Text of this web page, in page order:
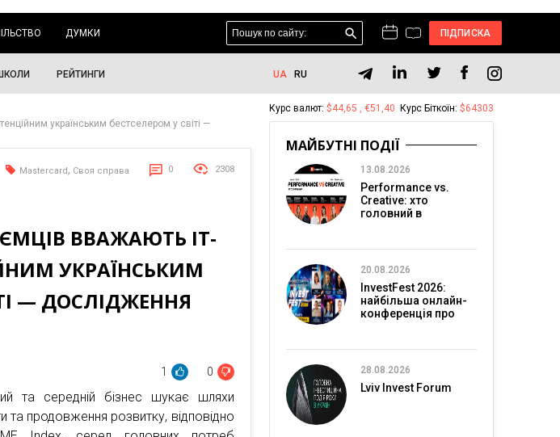
ДУМКИ ПІДПИСКА
РЕЙТИНГИ UA RU
українським бестселером у світі —
Mastercard, Своя справа 0 2308
ВВАЖАЮТЬ ІТ-
УКРАЇНСЬКИМ
— ДОСЛІДЖЕННЯ
1 0
та середній бізнес шукає шляхи
та продовження розвитку, відповідно
Курс валют: $44,65 , €51,40 Курс Біткоїн: $64303
МАЙБУТНІ ПОДІЇ
13.08.2026
Performance vs.
Creative: хто
головний в
20.08.2026
InvestFest 2026:
найбільша онлайн-
конференція про
28.08.2026
Lviv Invest Forum